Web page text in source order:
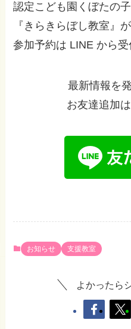
認定こども園くぼたの
『きらきらぼし教室』
参加予約は LINE から受
最新情報を
お友達追加
お知らせ 支援教室
よかったら